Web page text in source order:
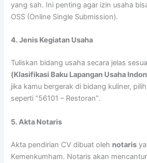
yang sah. Ini penting agar izin usaha
OSS (Online Single Submission).
4. Jenis Kegiatan Usaha
Tuliskan bidang usaha secara jelas
(Klasifikasi Baku Lapangan Usaha
jika kamu bergerak di bidang kuliner,
seperti “56101 – Restoran”.
5. Akta Notaris
Akta pendirian CV dibuat oleh notaris
Kemenkumham. Notaris akan